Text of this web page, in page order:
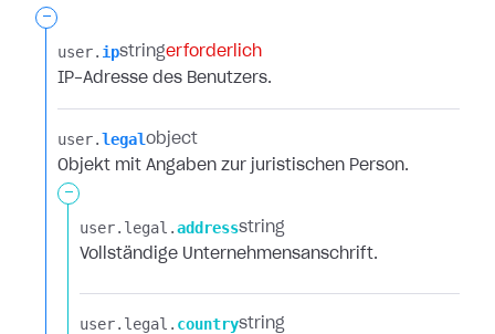
-
user.​ ipstringerforderlich
IP-Adresse des Benutzers.
user.​legalobject
Objekt mit Angaben zur juristischen Person.
-
user.​ legal.​addressstring
Vollständige Unternehmensanschrift.
user.​ legal.​ countrystring